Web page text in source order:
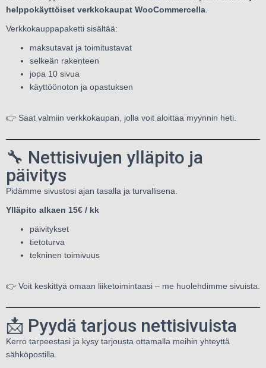
helppokäyttöiset verkkokaupat WooCommercella
Verkkokauppapaketti sisältää:
maksutavat ja toimitustavat
selkeän rakenteen
jopa 10 sivua
käyttöönoton ja opastuksen
👉 Saat valmiin verkkokaupan, jolla voit aloittaa myynnin heti.
🔧 Nettisivujen ylläpito ja
päivitys
Pidämme sivustosi ajan tasalla ja turvallisena.
Ylläpito alkaen 15€ / kk
päivitykset
tietoturva
tekninen toimivuus
👉 Voit keskittyä omaan liiketoimintaasi – me huolehdimme sivuista.
📩 Pyydä tarjous nettisivuista
Kerro tarpeestasi ja kysy tarjousta ottamalla meihin yhteyttä
sähköpostilla.